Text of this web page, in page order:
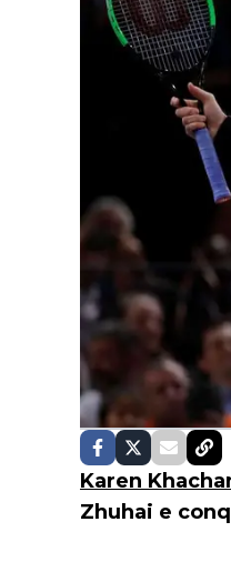
Karen
Zhuhai e